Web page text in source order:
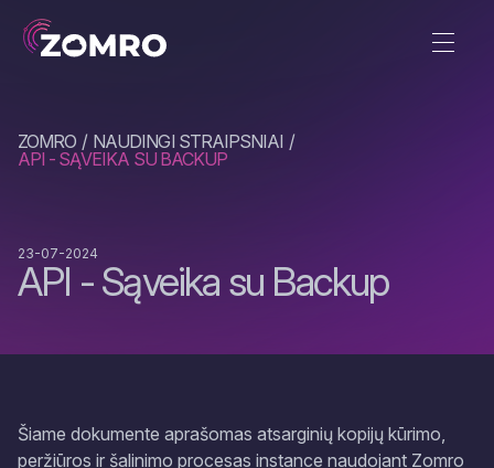
ZOMRO
NAUDINGI STRAIPSNIAI
API - SĄVEIKA SU BACKUP
API - Sąveika su Backup
23-07-2024
Šiame dokumente aprašomas atsarginių kopijų kūrimo,
peržiūros ir šalinimo procesas instance naudojant Zomro